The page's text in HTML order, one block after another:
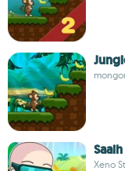
Xeno